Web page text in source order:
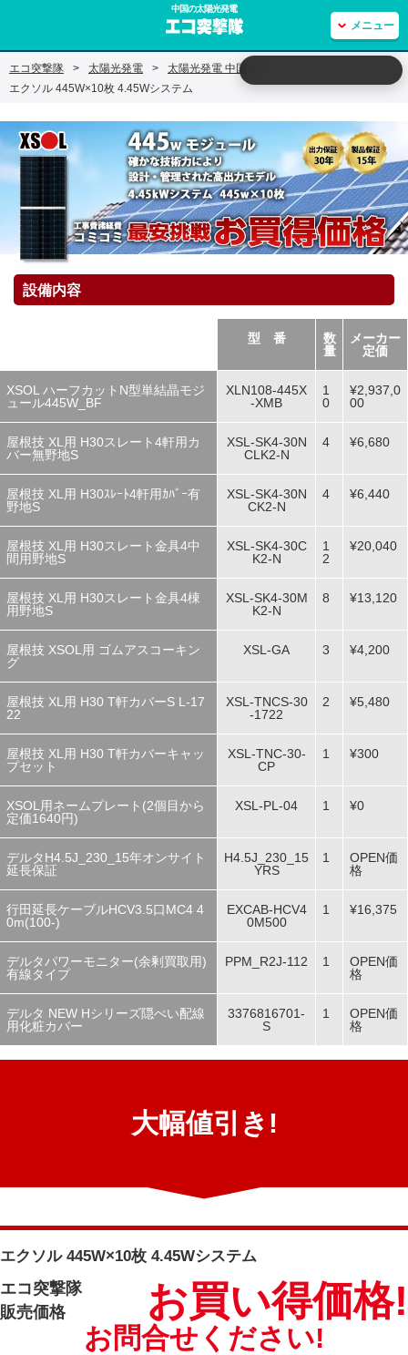
中国の太陽光発電
メニュー
エコ突撃隊 > 太陽光発電 > 太陽光発電 中国
エクソル 445W×10枚 4.45Wシステム
設備内容
型 番
数
量
メーカー
定価
XSOL ハーフカットN型単結晶モジ
ュール445W_BF
XLN108-445X
-XMB
1
0
¥2,937,0
00
屋根技 XL用 H30スレート4軒用カ
バー無野地S
XSL-SK4-30N
CLK2-N
4 ¥6,680
屋根技 XL用 H30ｽﾚｰﾄ4軒用ｶﾊﾞｰ有
野地S
XSL-SK4-30N
CK2-N
4 ¥6,440
屋根技 XL用 H30スレート金具4中
間用野地S
XSL-SK4-30C
K2-N
1
2
¥20,040
屋根技 XL用 H30スレート金具4棟
用野地S
XSL-SK4-30M
K2-N
8 ¥13,120
屋根技 XSOL用 ゴムアスコーキン
グ
XSL-GA 3 ¥4,200
屋根技 XL用 H30 T軒カバーS L-17
22
XSL-TNCS-30
-1722
2 ¥5,480
屋根技 XL用 H30 T軒カバーキャッ
プセット
XSL-TNC-30-
CP
1 ¥300
XSOL用ネームプレート(2個目から
定価1640円)
XSL-PL-04 1 ¥0
デルタH4.5J_230_15年オンサイト
延長保証
H4.5J_230_15
YRS
1
OPEN価
格
行田延長ケーブルHCV3.5口MC4 4
0m(100-)
EXCAB-HCV4
0M500
1 ¥16,375
デルタパワーモニター(余剰買取用)
有線タイプ
PPM_R2J-112 1
OPEN価
格
デルタ NEW Hシリーズ隠ぺい配線
用化粧カバー
3376816701-
S
1
OPEN価
格
大幅値引き!
エクソル 445W×10枚 4.45Wシステム
エコ突撃隊
販売価格
お買い得価格!
お問合せください!